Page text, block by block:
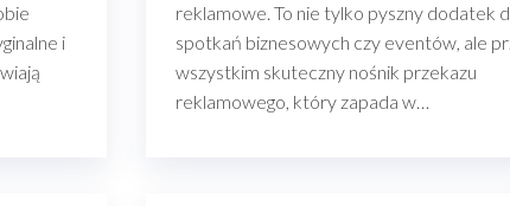
i
reklamowe. To nie tylko pyszny dodatek
spotkań biznesowych czy eventów, ale
wszystkim skuteczny nośnik przekazu
reklamowego, który zapada w…